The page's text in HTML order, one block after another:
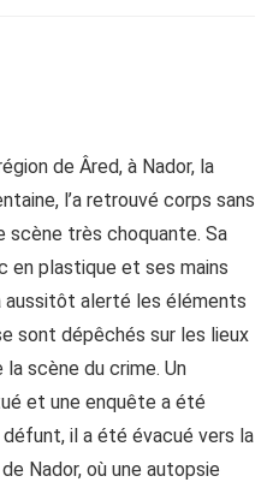
de Âred, à Nador, la
l’a retrouvé corps sans
scène très choquante. Sa
en plastique et ses mains
alerté les éléments
sont dépêchés sur les lieux
scène du crime. Un
et une enquête a été
il a été évacué vers la
Nador, où une autopsie